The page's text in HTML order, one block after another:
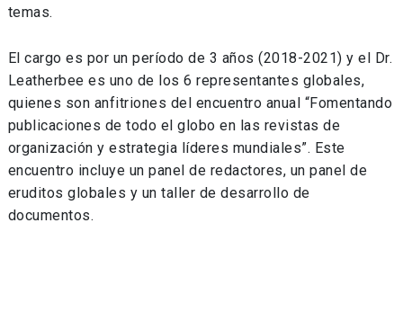
temas.
El cargo es por un período de 3 años (2018-2021) y el Dr.
Leatherbee es uno de los 6 representantes globales,
quienes son anfitriones del encuentro anual “Fomentando
publicaciones de todo el globo en las revistas de
organización y estrategia líderes mundiales”. Este
encuentro incluye un panel de redactores, un panel de
eruditos globales y un taller de desarrollo de
documentos.